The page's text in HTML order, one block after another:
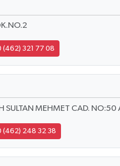
(462) 321 77 08
SULTAN MEHMET CAD. NO:50
(462) 248 32 38